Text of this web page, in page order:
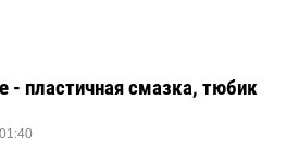
- пластичная смазка, тюбик